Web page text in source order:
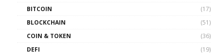
như thể nào?
00:39:31
BITCOIN
(17)
BLOCKCHAIN
(51)
COIN & TOKEN
(36)
DEFI
(19)